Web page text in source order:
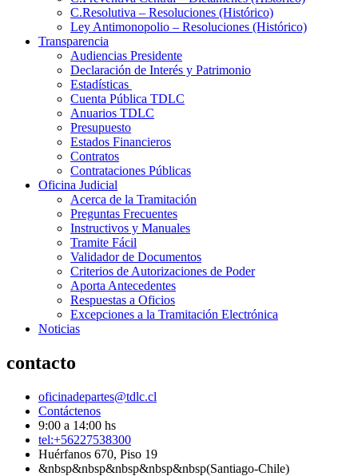
C.Resolutiva – Resoluciones (Histórico)
Ley Antimonopolio – Resoluciones (Histórico)
Transparencia
Audiencias Presidente
Declaración de Interés y Patrimonio
Estadísticas
Cuenta Pública TDLC
Anuarios TDLC
Presupuesto
Estados Financieros
Contratos
Contrataciones Públicas
Oficina Judicial
Acerca de la Tramitación
Preguntas Frecuentes
Instructivos y Manuales
Tramite Fácil
Validador de Documentos
Criterios de Autorizaciones de Poder
Aporta Antecedentes
Respuestas a Oficios
Excepciones a la Tramitación Electrónica
Noticias
contacto
oficinadepartes@tdlc.cl
Contáctenos
9:00 a 14:00 hs
tel:+56227538300
Huérfanos 670, Piso 19
&nbsp&nbsp&nbsp&nbsp&nbsp(Santiago-Chile)